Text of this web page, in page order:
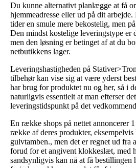
Du kunne alternativt planlægge at få
hjemmeadresse eller ud på dit
tider en smule mere bekostelig, men
Den mindst kostelige leveringstype er
men den løsning er betinget af at du
netbutikkens lager.
Leveringshastigheden på
tilbehør kan vise sig at være yderst
har brug for produktet nu og her, så i
naturligvis essentielt at man efterser
leveringstidspunkt på det
En række shops på nettet annoncerer
række af deres produkter,
gulvtamben., men det er regnet ud fra
forud for et angivent klokkeslæt, med
sandsynligvis kan nå at få bestillingen